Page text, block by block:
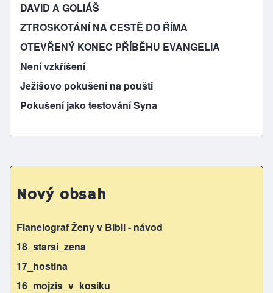
DAVID A GOLIÁŠ
ZTROSKOTÁNÍ NA CESTĚ DO ŘÍMA
OTEVŘENÝ KONEC PŘÍBĚHU EVANGELIA
Není vzkříšení
Ježíšovo pokušení na poušti
Pokušení jako testování Syna
Nový obsah
Flanelograf Ženy v Bibli - návod
18_starsi_zena
17_hostina
16_mojzis_v_kosiku